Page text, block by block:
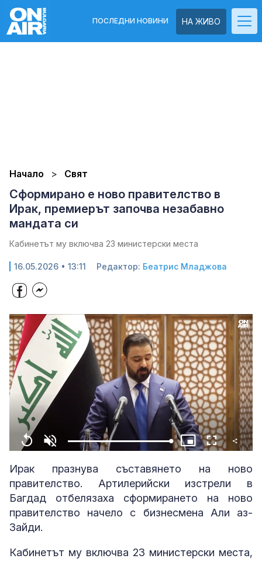
НА ЖИВО
ПОСЛЕДНИ НОВИНИ
Начало Свят
Сформирано е ново правителство в
Ирак, премиерът започва незабавно
мандата си
Кабинетът му включва 23 министерски места
16.05.2026 • 13:11 Редактор: Беатрис Младжова
Replay Unmute Loaded:
Picture-
in-
Fullscreen Share
Ирак празнува съставянето на ново
правителство. Артилерийски изстрели в
Багдад отбелязаха сформирането на ново
правителство начело с бизнесмена Али аз-
Зайди.
Кабинетът му включва 23 министерски места,